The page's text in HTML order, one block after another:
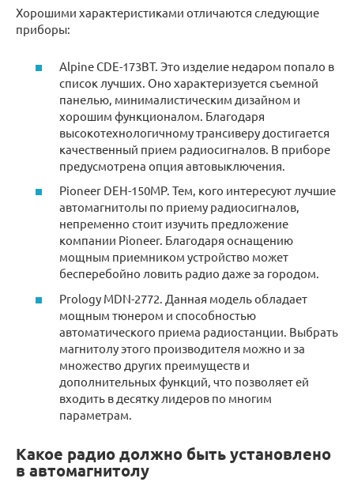
Хорошими характеристиками отличаются следующие
приборы:
Alpine CDE-173BT. Это изделие недаром попало в
список лучших. Оно характеризуется съемной
панелью, минималистическим дизайном и
хорошим функционалом. Благодаря
высокотехнологичному трансиверу достигается
качественный прием радиосигналов. В приборе
предусмотрена опция автовыключения.
Pioneer DEH-150MP. Тем, кого интересуют лучшие
автомагнитолы по приему радиосигналов,
непременно стоит изучить предложение
компании Pioneer. Благодаря оснащению
мощным приемником устройство может
бесперебойно ловить радио даже за городом.
Prology MDN-2772. Данная модель обладает
мощным тюнером и способностью
автоматического приема радиостанции. Выбрать
магнитолу этого производителя можно и за
множество других преимуществ и
дополнительных функций, что позволяет ей
входить в десятку лидеров по многим
параметрам.
Какое радио должно быть установлено
в автомагнитолу